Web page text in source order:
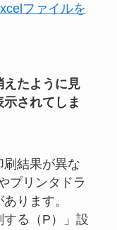
ファイルを
えたように見
されてしま
結果が異な
プリンタドラ
ります。
る（P）」設